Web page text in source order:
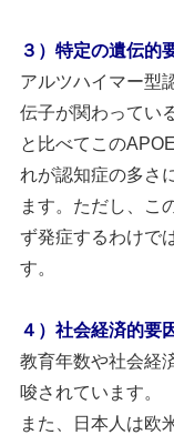
３）特定の遺伝的
アルツハイマー型
伝子が関わってい
と比べてこの
れが認知症の多さ
ます。ただし、こ
ず発症するわけで
す。
４）社会経済的要
教育年数や社会経
唆されています。
また、日本人は欧